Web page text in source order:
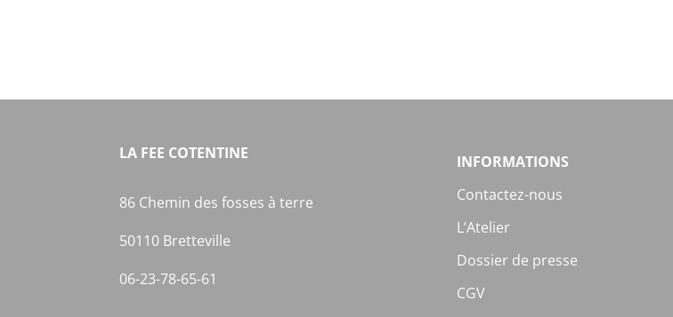
LA FEE COTENTINE
86 Chemin des fosses à terre
50110 Bretteville
06-23-78-65-61
INFORMATIONS
Contactez-nous
L’Atelier
Dossier de presse
CGV